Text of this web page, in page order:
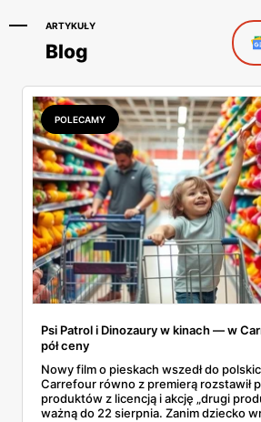
ARTYKUŁY
Blog
POLECAMY
Psi Patrol i Dinozaury w kinach — w
pół ceny
Nowy film o pieskach wszedł do
Carrefour równo z premierą rozstawił
produktów z licencją i akcję „drugi
ważną do 22 sierpnia. Zanim dziecko